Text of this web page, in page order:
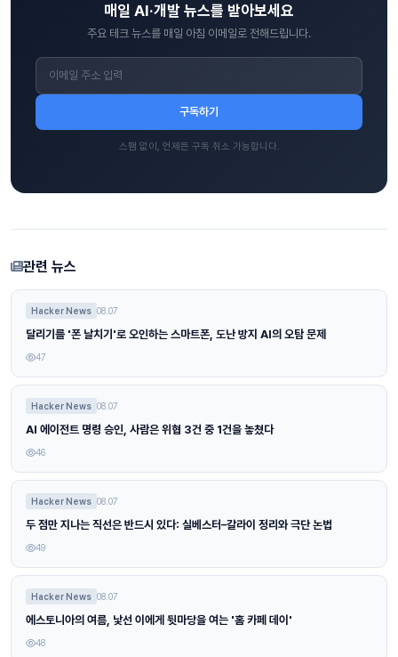
매일 AI·개발 뉴스를 받아보세요
주요 테크 뉴스를 매일 아침 이메일로 전해드립니다.
구독하기
스팸 없이, 언제든 구독 취소 가능합니다.
관련 뉴스
Hacker News 08.07
달리기를 '폰 날치기'로 오인하는 스마트폰, 도난 방지 AI의 오탐 문제
47
Hacker News 08.07
AI 에이전트 명령 승인, 사람은 위협 3건 중 1건을 놓쳤다
46
Hacker News 08.07
두 점만 지나는 직선은 반드시 있다: 실베스터–갈라이 정리와 극단 논법
49
Hacker News 08.07
에스토니아의 여름, 낯선 이에게 뒷마당을 여는 '홈 카페 데이'
48